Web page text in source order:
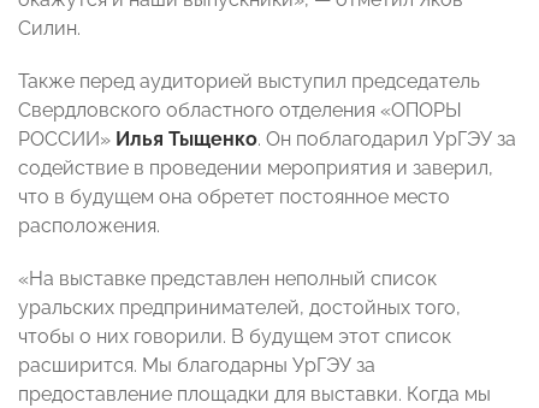
Силин.
Также перед аудиторией выступил председатель
Свердловского областного отделения «ОПОРЫ
РОССИИ» Илья Тыщенко. Он поблагодарил УрГЭУ за
содействие в проведении мероприятия и заверил,
что в будущем она обретет постоянное место
расположения.
«На выставке представлен неполный список
уральских предпринимателей, достойных того,
чтобы о них говорили. В будущем этот список
расширится. Мы благодарны УрГЭУ за
предоставление площадки для выставки. Когда мы